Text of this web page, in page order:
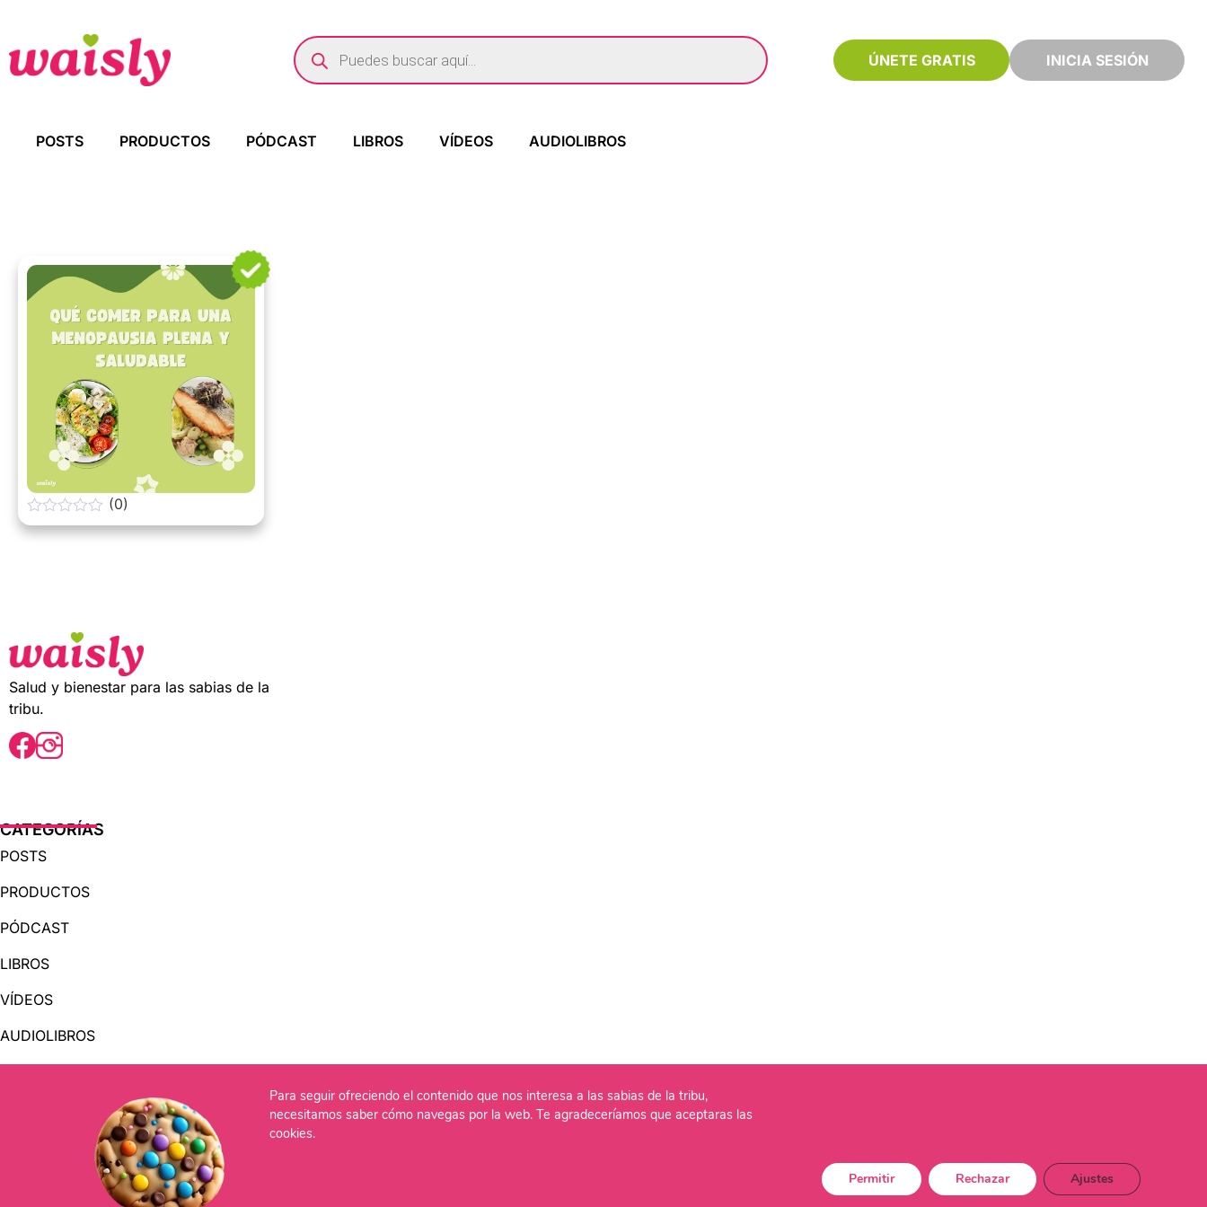
ÚNETE GRATIS INICIA SESIÓN
POSTS PRODUCTOS PÓDCAST LIBROS VÍDEOS AUDIOLIBROS
0
o
(0)
Salud y bienestar para las sabias de la
tribu.
CATEGORÍAS
POSTS
PRODUCTOS
PÓDCAST
LIBROS
VÍDEOS
AUDIOLIBROS
OTRAS PÁGINAS
QUIÉNES SOMOS
Para seguir ofreciendo el contenido que nos interesa a las sabias de la tribu,
necesitamos saber cómo navegas por la web. Te agradeceríamos que aceptaras las
cookies.
Permitir Rechazar Ajustes